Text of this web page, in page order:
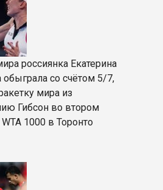
россиянка Екатерина
со счётом 5/7,
мира из
Гибсон во втором
1000 в Торонто